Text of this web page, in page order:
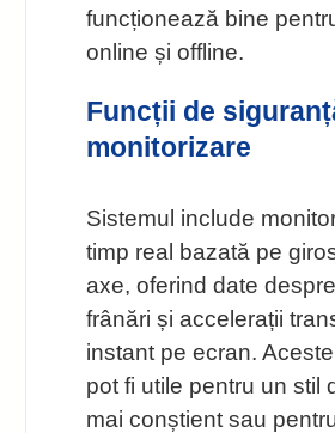
funcționează bine
online și offline.
Funcții de
monitorizare
Sistemul include
timp real bazată pe
axe, oferind date
frânări și accelerații
instant pe ecran.
pot fi utile pentru un stil
mai conștient sau